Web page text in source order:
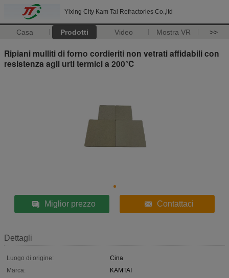
Yixing City Kam Tai Refractories Co.,ltd
Casa Prodotti Video Mostra VR >>
Ripiani mulliti di forno cordieriti non vetrati affidabili con
resistenza agli urti termici a 200°C
Miglior prezzo Contattaci
Dettagli
Luogo di origine:
Cina
Marca:
KAMTAI